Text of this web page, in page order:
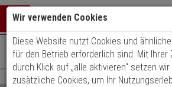
Warenkorb schließen
0 ARTIKEL IM
Ihr Warenkorb
Ergebnisse ()
+49 (0)821 899 493-0Mo. - Do.: 8:00 - 16:30
Wir verwenden Cookies
Diese Website nutzt Cookies und
für den Betrieb erforderlich sind. Mit Ihrer
durch Klick auf „alle aktivieren“ setzen
zusätzliche Cookies, um Ihr